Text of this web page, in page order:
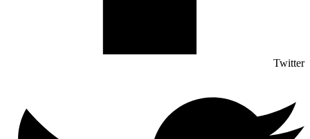
Twitter